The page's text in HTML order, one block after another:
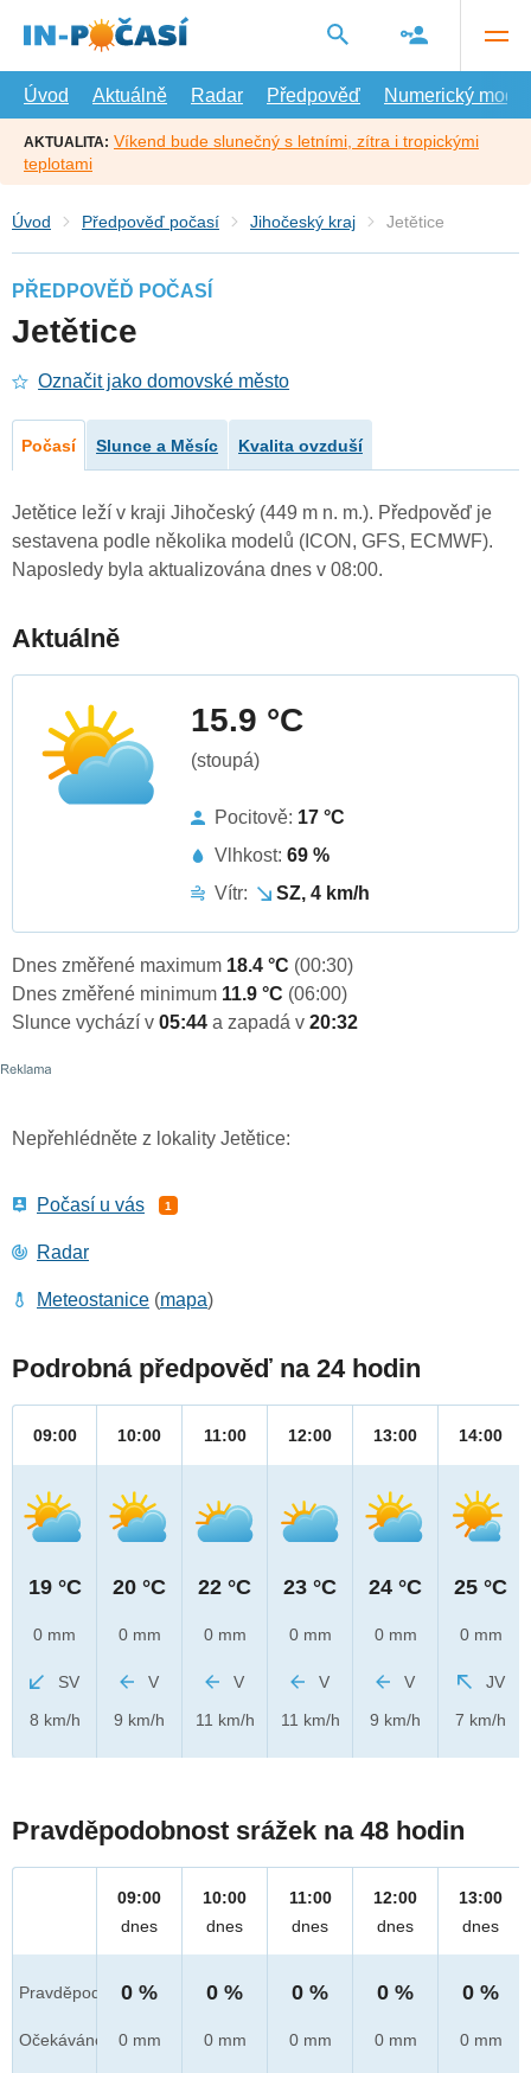
hlavní
Úvod
Aktuálně Radar Předpověď Numerický model
AKTUALITA: Víkend bude slunečný s letními, zítra i tropickými
teplotami
Úvod Předpověď počasí Jihočeský kraj Jetětice
PŘEDPOVĚĎ POČASÍ
Jetětice
Označit jako domovské město
Počasí Slunce a Měsíc Kvalita ovzduší
Jetětice leží v kraji Jihočeský (449 m n. m.). Předpověď je
sestavena podle několika modelů (ICON, GFS, ECMWF).
Naposledy byla aktualizována dnes v 08:00.
Aktuálně
15.9 °C
(stoupá)
Pocitově: 17 °C
Vlhkost: 69 %
Vítr:
SZ, 4 km/h
Dnes změřené maximum 18.4 °C (00:30)
Dnes změřené minimum 11.9 °C (06:00)
Slunce vychází v 05:44 a zapadá v 20:32
Nepřehlédněte z lokality Jetětice:
Počasí u vás 1
Radar
Meteostanice (mapa)
Podrobná předpověď na 24 hodin
09:00
19 °C
0 mm
SV
8 km/h
10:00
20 °C
0 mm
V
9 km/h
11:00
22 °C
0 mm
V
11 km/h
12:00
23 °C
0 mm
V
11 km/h
13:00
24 °C
0 mm
V
9 km/h
14:00
25 °C
0 mm
JV
7 km/h
Pravděpodobnost srážek na 48 hodin
Pravděpod.
Očekáváno
09:00
dnes
0 %
0 mm
10:00
dnes
0 %
0 mm
11:00
dnes
0 %
0 mm
12:00
dnes
0 %
0 mm
13:00
dnes
0 %
0 mm